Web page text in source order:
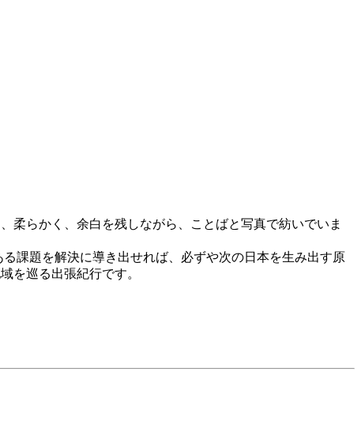
柔らかく、余白を残しながら、ことばと写真で紡いでいま
課題を解決に導き出せれば、必ずや次の日本を生み出す原
を巡る出張紀行です。